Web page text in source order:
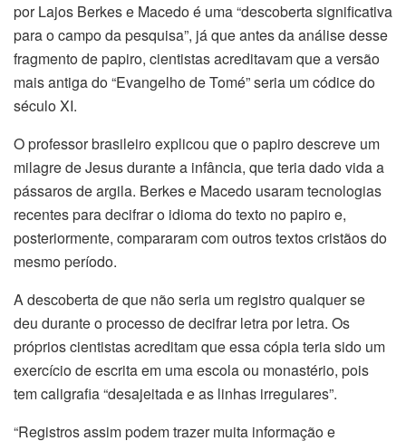
por Lajos Berkes e Macedo é uma “descoberta significativa
para o campo da pesquisa”, já que antes da análise desse
fragmento de papiro, cientistas acreditavam que a versão
mais antiga do “Evangelho de Tomé” seria um códice do
século XI.
O professor brasileiro explicou que o papiro descreve um
milagre de Jesus durante a infância, que teria dado vida a
pássaros de argila. Berkes e Macedo usaram tecnologias
recentes para decifrar o idioma do texto no papiro e,
posteriormente, compararam com outros textos cristãos do
mesmo período.
A descoberta de que não seria um registro qualquer se
deu durante o processo de decifrar letra por letra. Os
próprios cientistas acreditam que essa cópia teria sido um
exercício de escrita em uma escola ou monastério, pois
tem caligrafia “desajeitada e as linhas irregulares”.
“Registros assim podem trazer muita informação e